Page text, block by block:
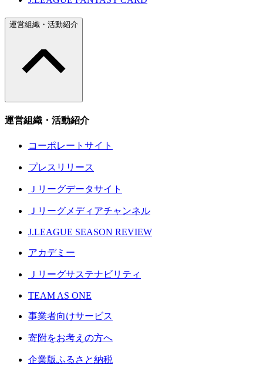
運営組織・活動紹介
運営組織・活動紹介
コーポレートサイト
プレスリリース
Ｊリーグデータサイト
Ｊリーグメディアチャンネル
J.LEAGUE SEASON REVIEW
アカデミー
Ｊリーグサステナビリティ
TEAM AS ONE
事業者向けサービス
寄附をお考えの方へ
企業版ふるさと納税